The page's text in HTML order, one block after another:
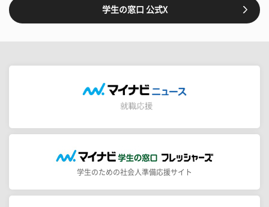
学生の窓口 公式X
学生のための社会人準備応援サイト